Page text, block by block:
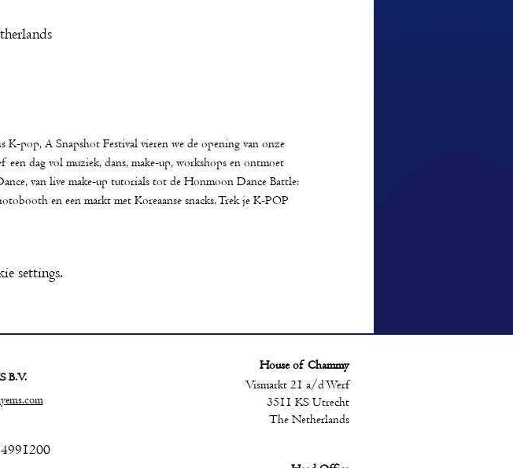
pop, A Snapshot Festival vieren we de opening van onze
dag vol muziek, dans, make-up, workshops en ontmoet
van live make-up tutorials tot de Honmoon Dance Battle:
en een markt met Koreaanse snacks. Trek je K-POP
settings.
B.V.
House of Chammy
Vismarkt 21 a/d Werf
3511 KS Utrecht
The Netherlands